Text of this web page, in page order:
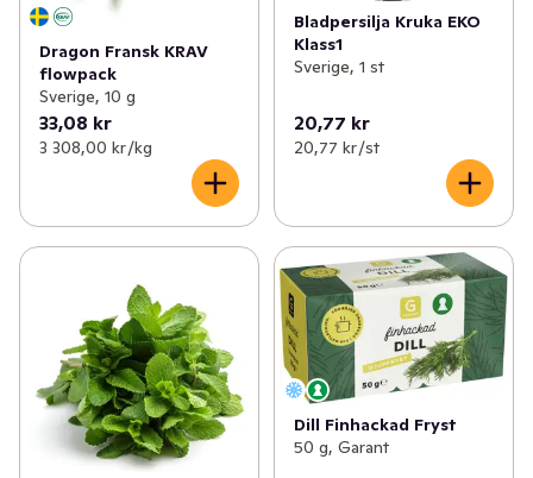
Dragon Fransk KRAV
flowpack
Sverige, 10 g
33,08 kr
3 308,00 kr /kg
Bladpersilja Kruka EKO
Klass1
Sverige, 1 st
20,77 kr
20,77 kr /st
Dill Finhackad Fryst
50 g, Garant